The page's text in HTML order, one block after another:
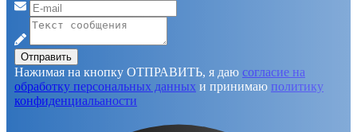
Отправить
Нажимая на кнопку ОТПРАВИТЬ, я даю согласие на
обработку персональных данных и принимаю политику
конфиденциальаности